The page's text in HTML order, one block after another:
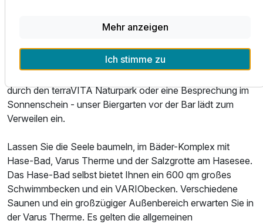
Zusatznächte
Für 2 Tage p.P. ab99,00 €
kleinem Kreis oder dem Absacker vorm Schlafengehen.
Ein Zwischenstopp unter freiem Himmel - ideal für ein
durch den terraVITA Naturpark oder eine Besprechung im
Sonnenschein - unser Biergarten vor der Bar lädt zum
Verweilen ein.
Lassen Sie die Seele baumeln, im Bäder-Komplex mit
Hase-Bad, Varus Therme und der Salzgrotte am Hasesee.
Das Hase-Bad selbst bietet Ihnen ein 600 qm großes
Schwimmbecken und ein VARIObecken. Verschiedene
Saunen und ein großzügiger Außenbereich erwarten Sie in
der Varus Therme. Es gelten die allgemeinen
Mehr anzeigen
Ich stimme zu